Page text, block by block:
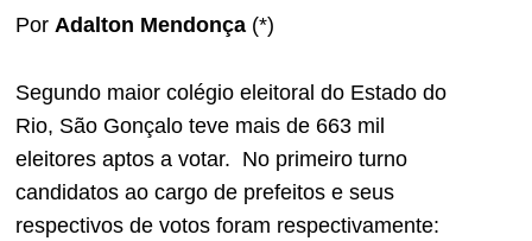
Por Adalton Mendonça (*)
Segundo maior colégio eleitoral do Estado do
Rio, São Gonçalo teve mais de 663 mil
eleitores aptos a votar. No primeiro turno
candidatos ao cargo de prefeitos e seus
respectivos de votos foram respectivamente: